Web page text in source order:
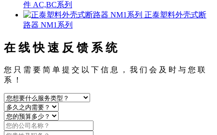
件 AC,BC系列
正泰塑料外壳式断
路器 NM1系列
在 线 快 速 反 馈 系 统
您 只 需 要 简 单 提 交 以 下 信 息 ， 我 们 会 及 时 与 您 联
系 ！